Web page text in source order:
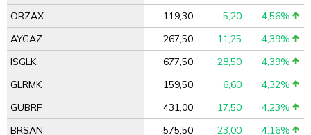
ORZAX
119,30 5,20
4,56%
AYGAZ
267,50 11,25
4,39%
ISGLK
677,50 28,50
4,39%
GLRMK
159,50 6,60
4,32%
GUBRF
431,00 17,50
4,23%
BRSAN
575,50 23,00
4,16%